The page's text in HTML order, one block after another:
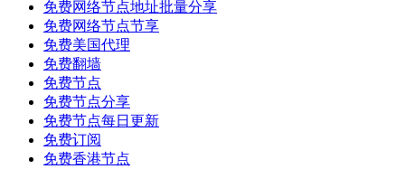
免费网络节点地址批量分享
免费网络节点节享
免费美国代理
免费翻墙
免费节点
免费节点分享
免费节点每日更新
免费订阅
免费香港节点